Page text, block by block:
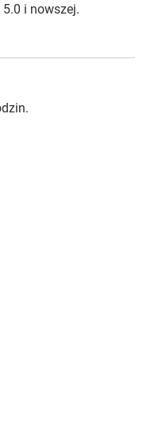
i nowszej.